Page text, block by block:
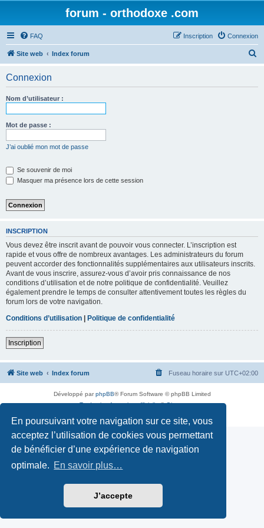
En poursuivant votre navigation sur ce site, vous
acceptez l’utilisation de cookies vous permettant
de bénéficier d’une expérience de navigation
optimale. En savoir plus…
J’accepte
forum - orthodoxe .com
FAQ Connexion
Inscription
Site web Index forum
Connexion
Nom d’utilisateur :
Mot de passe :
J’ai oublié mon mot de passe
Se souvenir de moi
Masquer ma présence lors de cette session
INSCRIPTION
Vous devez être inscrit avant de pouvoir vous connecter. L’inscription est
rapide et vous offre de nombreux avantages. Les administrateurs du forum
peuvent accorder des fonctionnalités supplémentaires aux utilisateurs inscrits.
Avant de vous inscrire, assurez-vous d’avoir pris connaissance de nos
conditions d’utilisation et de notre politique de confidentialité. Veuillez
également prendre le temps de consulter attentivement toutes les règles du
forum lors de votre navigation.
Conditions d’utilisation | Politique de confidentialité
Inscription
Site web Index forum Fuseau horaire sur UTC+02:00
Développé parphpBB® Forum Software © phpBB Limited
Traduction française officielle©Qiaeru